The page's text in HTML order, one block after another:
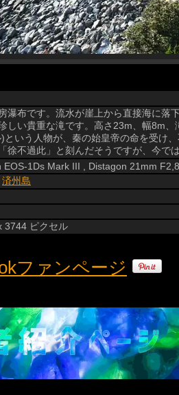
瀑布です。流水が崖上から直接海に落
しい貴重な滝です。高さ23m、幅8m
という人物が、秦の始皇帝の命を受け
徐不過此」と刻んだそうですが、今で
EOS-1Ds Mark III , Distagon 21mm F2,8
済州島
3744 ピクセル
ファンページ